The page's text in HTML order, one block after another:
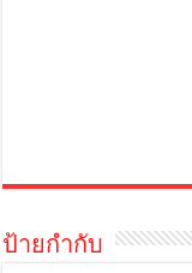
ป้ายกำกับ